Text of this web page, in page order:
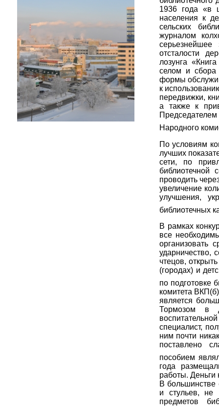
1936 года «в
населения к
сельских
журналом
серьезнейшее
отсталости
лозунга
селом и сбора
формы
к
передвижки,
а также к
Народного
По условиям
лучших
сети, по
библиотечной
проводить
увеличение
улучшения,
библиотечных
В рамках
все
организовать
ударничество,
чтецов,
(городах) и
по подготовке
комитета
является
Тормозом в
специалист,
ним почти
поставлено
пособием
года
работы. Деньги
В большинстве
и стульев, не
предметов